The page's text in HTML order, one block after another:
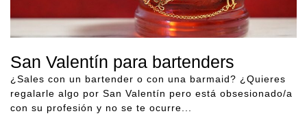
San Valentín para bartenders
¿Sales con un bartender o con una barmaid? ¿Quieres
regalarle algo por San Valentín pero está obsesionado/a
con su profesión y no se te ocurre...